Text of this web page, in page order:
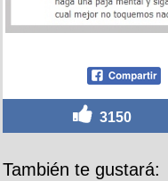
3150
También te gustará: